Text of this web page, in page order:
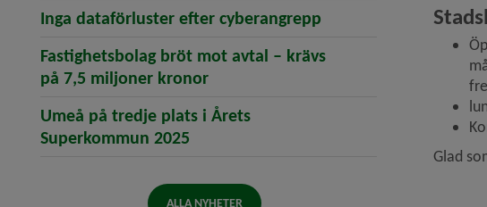
Inga dataförluster efter cyberangrepp (öppnar artikeln
Fastighetsbolag bröt mot avtal – krävs
på 7,5 miljoner kronor(öppnar artikeln Fastighetsbolag
Umeå på tredje plats i Årets
Superkommun 2025 (öppnar artikeln Umeå på tredje plats
ALLA NYHETER
Glad